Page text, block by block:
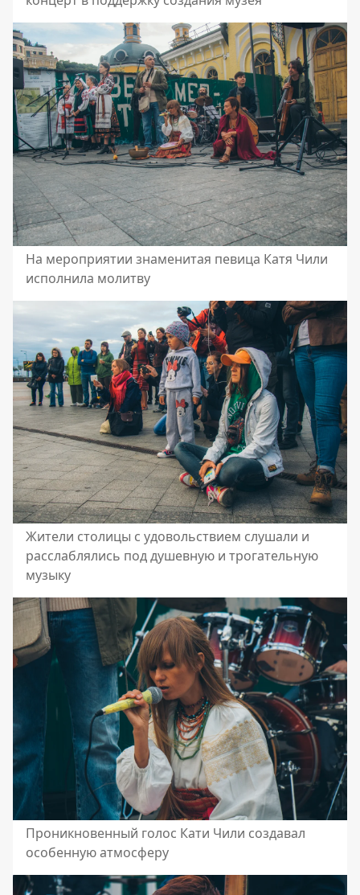
На мероприятии знаменитая певица Катя Чили
исполнила молитву
Жители столицы с удовольствием слушали и
расслаблялись под душевную и трогательную
музыку
Проникновенный голос Кати Чили создавал
особенную атмосферу